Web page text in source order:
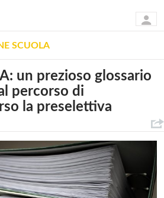
SCUOLA
un prezioso glossario
percorso di
la preselettiva